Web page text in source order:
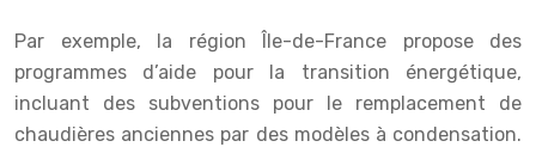
Par exemple, la région Île-de-France propose des
programmes d’aide pour la transition énergétique,
incluant des subventions pour le remplacement de
chaudières anciennes par des modèles à condensation.